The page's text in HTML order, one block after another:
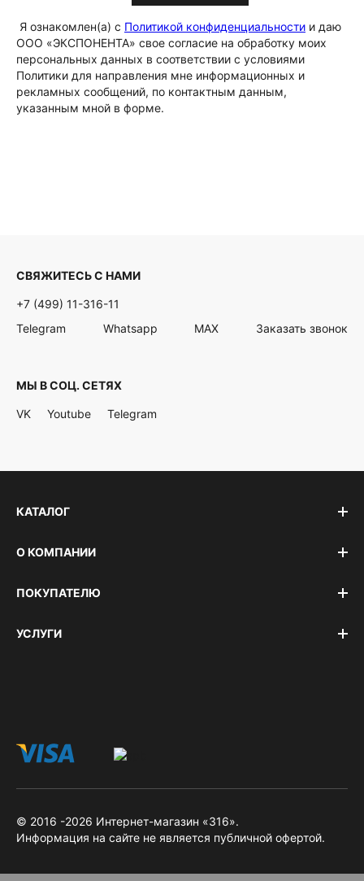
Я ознакомлен(а) с Политикой конфиденциальности и даю
ООО «ЭКСПОНЕНТА» свое согласие на обработку моих
персональных данных в соответствии с условиями
Политики для направления мне информационных и
рекламных сообщений, по контактным данным,
указанным мной в форме.
СВЯЖИТЕСЬ С НАМИ
+7 (499) 11-316-11
Telegram
Whatsapp MAX Заказать звонок
МЫ В СОЦ. СЕТЯХ
VK Youtube Telegram
КАТАЛОГ
О КОМПАНИИ
ПОКУПАТЕЛЮ
УСЛУГИ
© 2016 -2026 Интернет-магазин «316».
Информация на сайте не является публичной офертой.